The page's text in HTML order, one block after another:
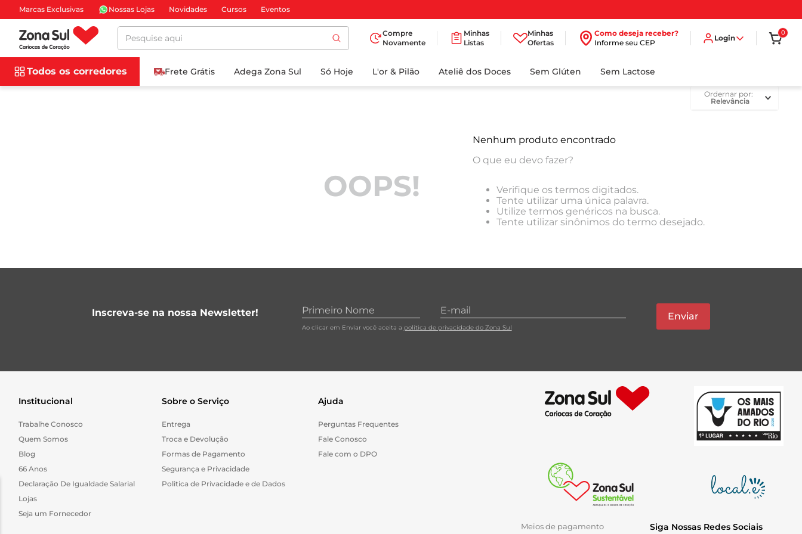
Marcas Exclusivas Nossas Lojas Novidades Cursos Eventos
Pesquise aqui
Compre
Novamente
Minhas
Listas
Minhas
Ofertas
Como deseja receber?
Informe seu CEP
Login
0
Todos os corredores Frete Grátis Adega Zona Sul Só Hoje L'or & Pilão Ateliê dos Doces Sem Glúten Sem Lactose
ordernar por
Relevância
OOPS!
Nenhum produto encontrado
O que eu devo fazer?
Verifique os termos digitados.
Tente utilizar uma única palavra.
Utilize termos genéricos na busca.
Tente utilizar sinônimos do termo desejado.
Inscreva-se na nossa Newsletter!
Ao clicar em Enviar você aceita a política de privacidade do Zona Sul
Enviar
Institucional
Trabalhe Conosco
Quem Somos
Blog
66 Anos
Declaração De Igualdade Salarial
Lojas
Seja um Fornecedor
Sobre o Serviço
Entrega
Troca e Devolução
Formas de Pagamento
Segurança e Privacidade
Politica de Privacidade e de Dados
Ajuda
Perguntas Frequentes
Fale Conosco
Fale com o DPO
Meios de pagamento Siga Nossas Redes Sociais
BUSCADOS
5
detergente
6º
azeite